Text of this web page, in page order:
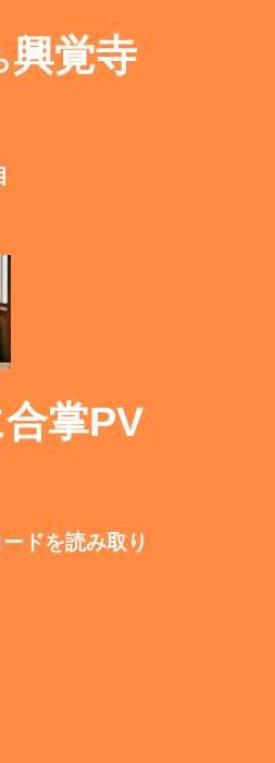
興覚寺
掌PV
ドを読み取り